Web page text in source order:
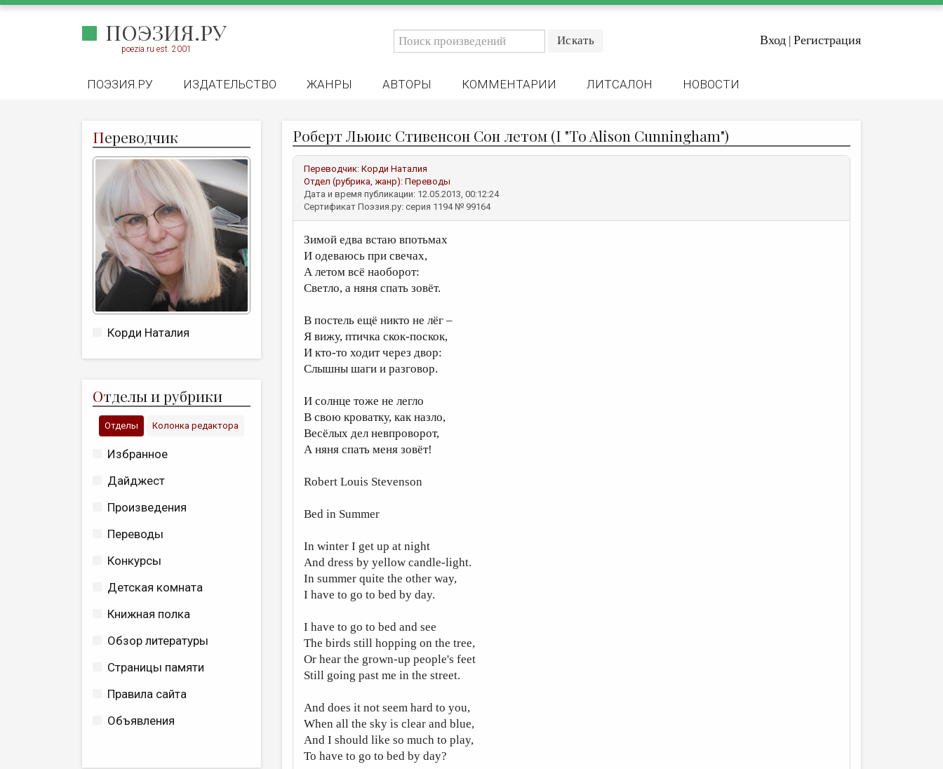
ПОЭЗИЯ.РУ
poezia.ru est. 2001
Вход | Регистрация
ПОЭЗИЯ.РУ ИЗДАТЕЛЬСТВО ЖАНРЫ АВТОРЫ КОММЕНТАРИИ ЛИТСАЛОН НОВОСТИ
Переводчик
Корди Наталия
Отделы и рубрики
Отделы Колонка редактора
Избранное
Дайджест
Произведения
Переводы
Конкурсы
Детская комната
Книжная полка
Обзор литературы
Страницы памяти
Правила сайта
Объявления
Роберт Льюис Стивенсон Сон летом (I "To Alison Cunningham")
Переводчик: Корди Наталия
Отдел (рубрика, жанр): Переводы
Дата и время публикации: 12.05.2013, 00:12:24
Сертификат Поэзия.ру: серия 1194 № 99164
Зимой едва встаю впотьмах
И одеваюсь при свечах,
А летом всё наоборот:
Светло, а няня спать зовёт.
В постель ещё никто не лёг –
Я вижу, птичка скок-поскок,
И кто-то ходит через двор:
Слышны шаги и разговор.
И солнце тоже не легло
В свою кроватку, как назло,
Весёлых дел невпроворот,
А няня спать меня зовёт!
Robert Louis Stevenson
Bed in Summer
In winter I get up at night
And dress by yellow candle-light.
In summer quite the other way,
I have to go to bed by day.
I have to go to bed and see
The birds still hopping on the tree,
Or hear the grown-up people's feet
Still going past me in the street.
And does it not seem hard to you,
When all the sky is clear and blue,
And I should like so much to play,
To have to go to bed by day?